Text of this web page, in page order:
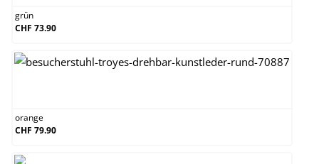
grün
CHF 73.90
orange
CHF 79.90